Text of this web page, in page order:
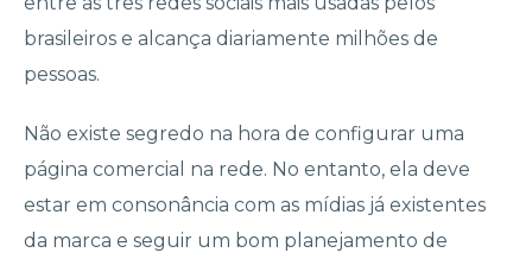
brasileiros e alcança diariamente milhões de
pessoas.
Não existe segredo na hora de configurar uma
página comercial na rede. No entanto, ela deve
estar em consonância com as mídias já existentes
da marca e seguir um bom planejamento de